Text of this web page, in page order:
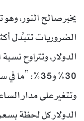
يخبر صالح النور،
الضروريات تتبدَّل
الدولار، وتتراوح
30% و35%:
وتتغير على مدار
الدولار كل لحظة